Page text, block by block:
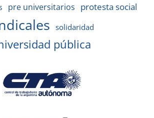
pre universitarios protesta social
solidaridad
pública